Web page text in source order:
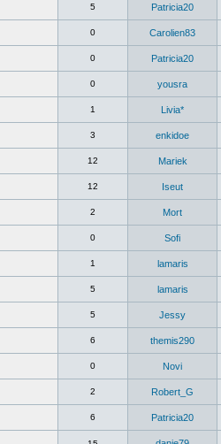
5 Patricia20
0 Carolien83
0 Patricia20
0 yousra
1 Livia*
3 enkidoe
12 Mariek
12 Iseut
2 Mort
0 Sofi
1 lamaris
5 lamaris
5 Jessy
6 themis290
0 Novi
2 Robert_G
6 Patricia20